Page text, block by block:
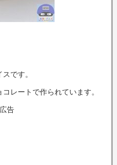
です。
レートで作られています。
広告